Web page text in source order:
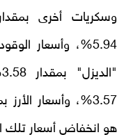
5.94%، وأسعار
هو انخفاض أسعار تلك